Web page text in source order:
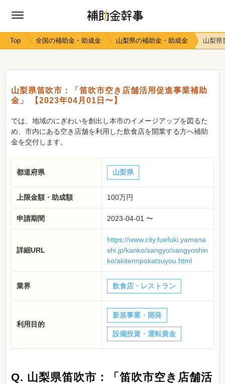
Top 全国の補助金・助成金 山梨県の補助金・助成金 山梨県
山梨県笛吹市：「笛吹市空き店舗活用促進事業補助
金」 【2023年04月01日〜】
では、地域のにぎわいを創出し本市のイメージアップを図るた
め、市内にある空き店舗を利用した飲食店を開業する方へ補助
金を交付します。
都道府県 山梨県
上限金額・助成額 100万円
申請期間 2023-04-01 〜
詳細URL
https://www.city.fuefuki.yamana
shi.jp/kanko/sangyo/sangyoshin
ko/akitennpokatsuyou.html
業界 飲食店・レストラン
利用目的
新規事業・開発
設備投資・運転資金
Q. 山梨県笛吹市：「笛吹市空き店舗活